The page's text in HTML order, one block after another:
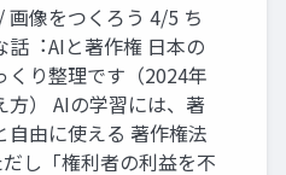
画像をつくろう 4/5 ち
話︓AIと著作権 ⽇本の
くり整理です（2024年
⽅） AIの学習には、著
⾃由に使える 著作権法
し「権利者の利益を不